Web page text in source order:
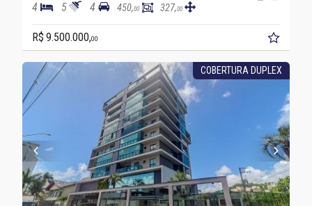
4 5 4 450,00 327,00
R$ 9.500.000,00
COBERTURA DUPLEX